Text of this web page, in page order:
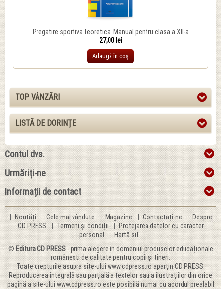
Pregatire sportiva teoretica. Manual pentru clasa a XII-a
27,00 lei
Adaugă în coş
TOP VÂNZĂRI
LISTĂ DE DORINȚE
Contul dvs.
Urmăriți-ne
Informații de contact
Noutăți Cele mai vândute Magazine Contactați-ne
Despre
CD PRESS
Termeni și condiții
Protejarea datelor cu caracter
personal
Hartă sit
©Editura CD PRESS- prima alegere în domeniul produselor educaționale
românești de calitate pentru copii și tineri.
Toate drepturile asupra site-ului www.cdpress.ro aparțin CD PRESS.
Reproducerea integrală sau parțială a textelor sau a ilustrațiilor din orice
pagină a site-ului www.cdpress.ro este posibilă numai cu acordul prealabil